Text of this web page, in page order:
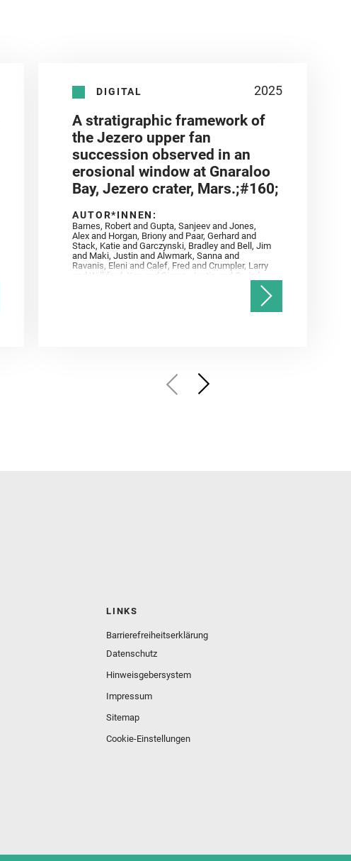
DIGITAL 2025
A stratigraphic framework of
the Jezero upper fan
succession observed in an
erosional window at Gnaraloo
Bay, Jezero crater, Mars.;#160;
AUTOR*INNEN:
Barnes, Robert and Gupta, Sanjeev and Jones,
Alex and Horgan, Briony and Paar, Gerhard and
Stack, Katie and Garczynski, Bradley and Bell, Jim
and Maki, Justin and Alwmark, Sanna and
Ravanis, Eleni and Calef, Fred and Crumpler, Larry
and Williford, Ken and Simon, Justin and Gwizd,
Samantha and Farley, Ken and Tate, Christian and
LINKS
Barrierefreiheitserklärung
Datenschutz
Hinweisgebersystem
Impressum
Sitemap
Cookie-Einstellungen